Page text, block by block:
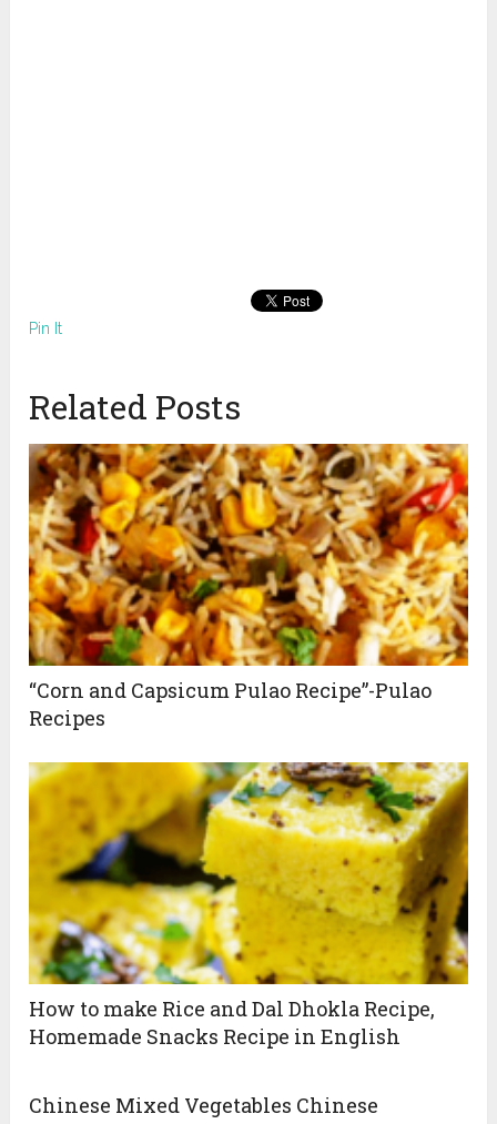
Pin It
Related Posts
“Corn and Capsicum Pulao Recipe”-Pulao
Recipes
How to make Rice and Dal Dhokla Recipe,
Homemade Snacks Recipe in English
Chinese Mixed Vegetables Chinese